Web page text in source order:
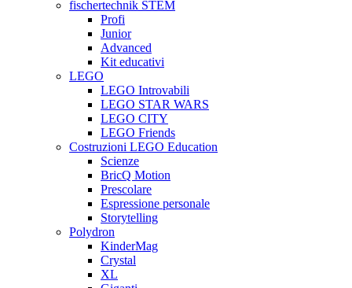
fischertechnik STEM
Profi
Junior
Advanced
Kit educativi
LEGO
LEGO Introvabili
LEGO STAR WARS
LEGO CITY
LEGO Friends
Costruzioni LEGO Education
Scienze
BricQ Motion
Prescolare
Espressione personale
Storytelling
Polydron
KinderMag
Crystal
XL